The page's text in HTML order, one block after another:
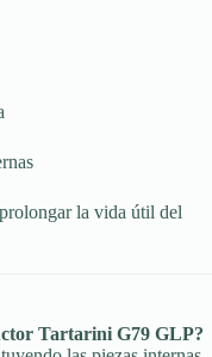
la vida útil del
Tartarini G79 GLP?